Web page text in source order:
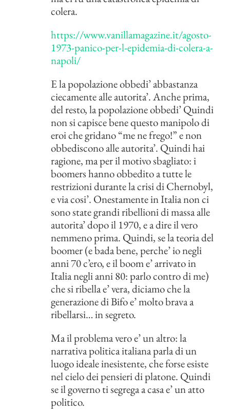
colera.
https://www.vanillamagazine.it/agosto-
1973-panico-per-l-epidemia-di-colera-a-
napoli/
E la popolazione obbedi’ abbastanza
ciecamente alle autorita’. Anche prima,
del resto, la popolazione obbedi’ Quindi
non si capisce bene questo manipolo di
eroi che gridano “me ne frego!” e non
obbediscono alle autorita’. Quindi hai
ragione, ma per il motivo sbagliato: i
boomers hanno obbedito a tutte le
restrizioni durante la crisi di Chernobyl,
e via cosi’. Onestamente in Italia non ci
sono state grandi ribellioni di massa alle
autorita’ dopo il 1970, e a dire il vero
nemmeno prima. Quindi, se la teoria del
boomer (e bada bene, perche’ io negli
anni 70 c’ero, e il boom e’ arrivato in
Italia negli anni 80: parlo contro di me)
che si ribella e’ vera, diciamo che la
generazione di Bifo e’ molto brava a
ribellarsi… in segreto.
Ma il problema vero e’ un altro: la
narrativa politica italiana parla di un
luogo ideale inesistente, che forse esiste
nel cielo dei pensieri di platone. Quindi
se il governo ti segrega a casa e’ un atto
politico.